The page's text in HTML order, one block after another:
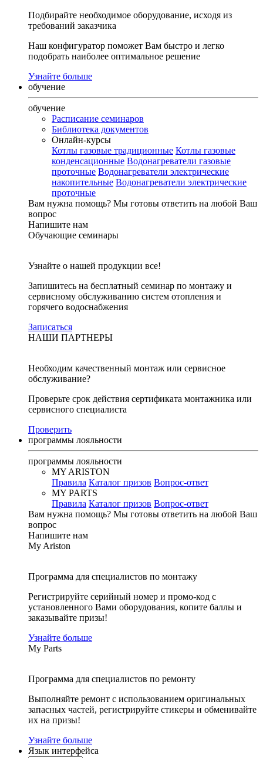
Подбирайте необходимое оборудование, исходя из
требований заказчика
Наш конфигуратор поможет Вам быстро и легко
подобрать наиболее оптимальное решение
Узнайте больше
обучение
обучение
Расписание семинаров
Библиотека документов
Онлайн-курсы
Котлы газовые традиционные Котлы газовые
конденсационные Водонагреватели газовые
проточные Водонагреватели электрические
накопительные Водонагреватели электрические
проточные
Вам нужна помощь? Мы готовы ответить на любой Ваш
вопрос
Напишите нам
Обучающие семинары
Узнайте о нашей продукции все!
Запишитесь на бесплатный семинар по монтажу и
сервисному обслуживанию систем отопления и
горячего водоснабжения
Записаться
НАШИ ПАРТНЕРЫ
Необходим качественный монтаж или сервисное
обслуживание?
Проверьте срок действия сертификата монтажника или
сервисного специалиста
Проверить
программы лояльности
программы лояльности
MY ARISTON
Правила Каталог призов Вопрос-ответ
MY PARTS
Правила Каталог призов Вопрос-ответ
Вам нужна помощь? Мы готовы ответить на любой Ваш
вопрос
Напишите нам
My Ariston
Программа для специалистов по монтажу
Регистрируйте серийный номер и промо-код с
установленного Вами оборудования, копите баллы и
заказывайте призы!
Узнайте больше
My Parts
Программа для специалистов по ремонту
Выполняйте ремонт с использованием оригинальных
запасных частей, регистрируйте стикеры и обменивайте
их на призы!
Узнайте больше
Язык интерфейса